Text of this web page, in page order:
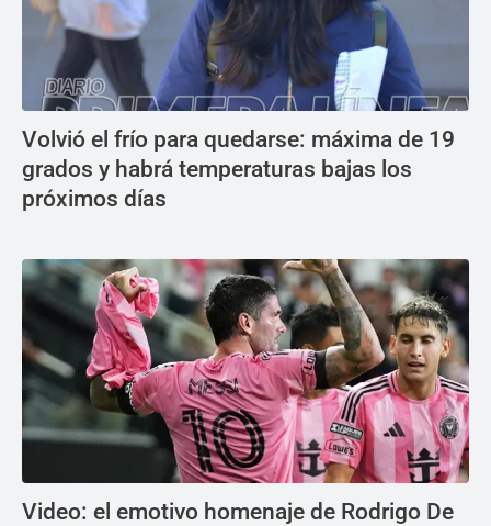
Volvió el frío para quedarse: máxima de 19
grados y habrá temperaturas bajas los
próximos días
Video: el emotivo homenaje de Rodrigo De